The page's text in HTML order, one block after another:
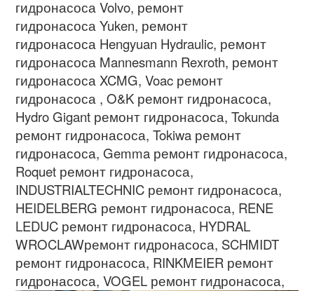
гидронасосаVolvo, ремонт
гидронасосаYuken, ремонт
гидронасоса Hengyuan Hydraulic, ремонт
гидронасоса Mannesmann Rexroth, ремонт
гидронасоса XCMG, Voac ремонт
гидронасоса , O&K ремонт гидронасоса,
Hydro Gigant ремонт гидронасоса, Tokunda
ремонт гидронасоса, Tokiwa ремонт
гидронасоса, Gemma ремонт гидронасоса,
Roquet ремонт гидронасоса,
INDUSTRIALTECHNIC ремонт гидронасоса,
HEIDELBERG ремонт гидронасоса, RENE
LEDUC ремонт гидронасоса, HYDRAL
WROCLAWремонт гидронасоса, SCHMIDT
ремонт гидронасоса, RINKMEIER ремонт
гидронасоса,VOGEL ремонт гидронасоса,